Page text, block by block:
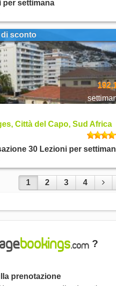
per settimana
di sconto
Città del Capo, Sud Africa
30 Lezioni per
1 2 3 4
?
prenotazione